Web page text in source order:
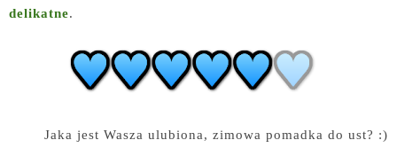
delikatne.
Jaka jest Wasza ulubiona, zimowa pomadka do ust? :)